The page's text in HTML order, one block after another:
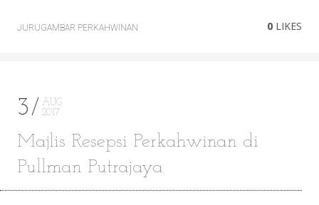
JURUGAMBAR PERKAHWINAN 0 LIKES
3
AUG
2017
Majlis Resepsi Perkahwinan di
Pullman Putrajaya